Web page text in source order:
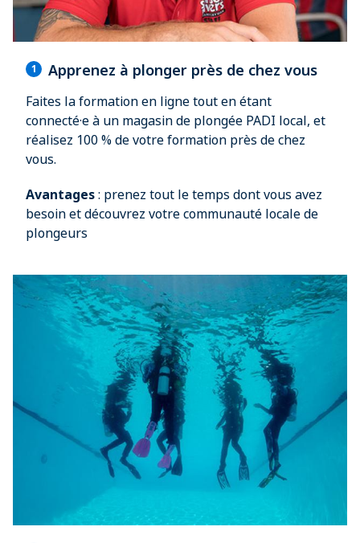
1 Apprenez à plonger près de chez vous
Faites la formation en ligne tout en étant
connecté·e à un magasin de plongée PADI local, et
réalisez 100 % de votre formation près de chez
vous.
Avantages: prenez tout le temps dont vous avez
besoin et découvrez votre communauté locale de
plongeurs